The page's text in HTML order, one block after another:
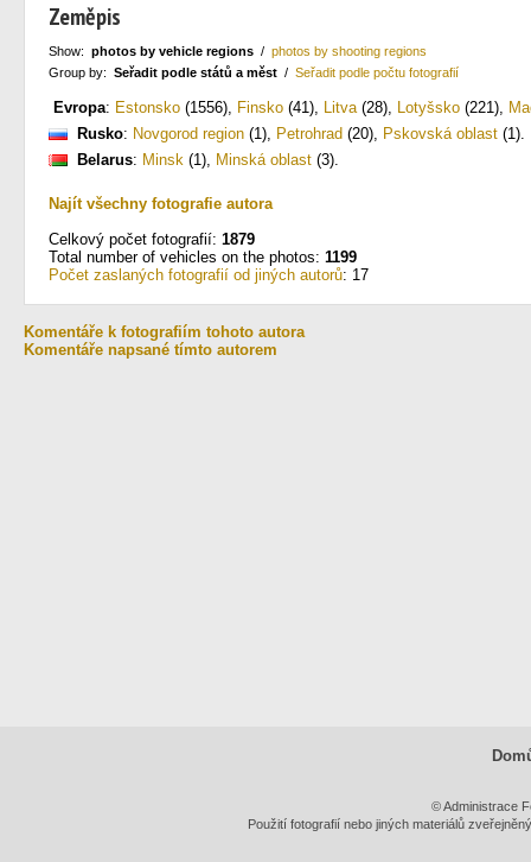
Zeměpis
Show: photos by vehicle regions / photos by shooting regions
Group by: Seřadit podle států a měst / Seřadit podle počtu fotografií
Evropa: Estonsko (1556), Finsko (41), Litva(28), Lotyšsko (221),
Rusko: Novgorod region (1), Petrohrad (20), Pskovská oblast (1).
Belarus: Minsk (1), Minská oblast (3).
Najít všechny fotografie autora
Celkový počet fotografií: 1879
Total number of vehicles on the photos: 1199
Počet zaslaných fotografií od jiných autorů: 17
Komentáře k fotografiím tohoto autora
Komentáře napsané tímto autorem
© Administrace
Použití fotografií nebo jiných materiálů